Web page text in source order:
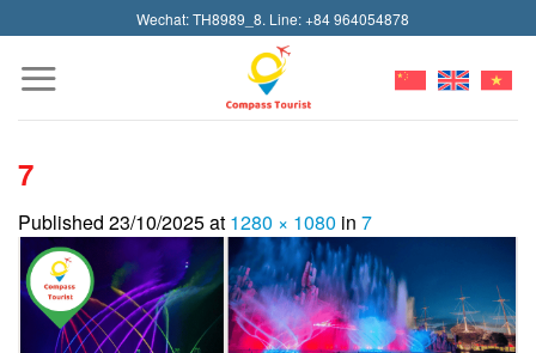
to
content
Wechat: TH8989_8. Line: +84 964054878
7
Published 23/10/2025at 1280 × 1080 in 7